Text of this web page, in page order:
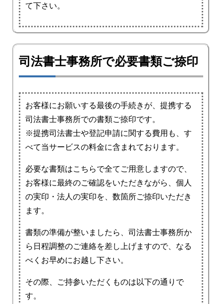
て下さい。
司法書士事務所で必要書類ご捺印
お客様にお願いする最後の手続きが、提携する
司法書士事務所での書類ご捺印です。
※提携司法書士や登記申請に関する費用も、す
べて当サービスの料金に含まれております。
必要な書類はこちらで全てご用意しますので、
お客様に最終のご確認をいただきながら、個人
の実印・法人の実印を、数箇所ご捺印いただき
ます。
書類の準備が整いましたら、司法書士事務所か
ら日程調整のご連絡を差し上げますので、なる
べくお早めにお越し下さい。
その際、ご持参いただくものは以下の通りで
す。